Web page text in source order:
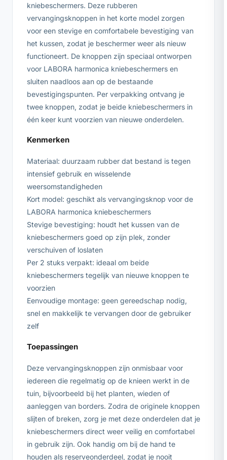
kniebeschermers. Deze rubberen
vervangingsknoppen in het korte model zorgen
voor een stevige en comfortabele bevestiging van
het kussen, zodat je beschermer weer als nieuw
functioneert. De knoppen zijn speciaal ontworpen
voor LABORA harmonica kniebeschermers en
sluiten naadloos aan op de bestaande
bevestigingspunten. Per verpakking ontvang je
twee knoppen, zodat je beide kniebeschermers in
één keer kunt voorzien van nieuwe onderdelen.
Kenmerken
Materiaal: duurzaam rubber dat bestand is tegen
intensief gebruik en wisselende
weersomstandigheden
Kort model: geschikt als vervangingsknop voor de
LABORA harmonica kniebeschermers
Stevige bevestiging: houdt het kussen van de
kniebeschermers goed op zijn plek, zonder
verschuiven of loslaten
Per 2 stuks verpakt: ideaal om beide
kniebeschermers tegelijk van nieuwe knoppen te
voorzien
Eenvoudige montage: geen gereedschap nodig,
snel en makkelijk te vervangen door de gebruiker
zelf
Toepassingen
Deze vervangingsknoppen zijn onmisbaar voor
iedereen die regelmatig op de knieen werkt in de
tuin, bijvoorbeeld bij het planten, wieden of
aanleggen van borders. Zodra de originele knoppen
slijten of breken, zorg je met deze onderdelen dat je
kniebeschermers direct weer veilig en comfortabel
in gebruik zijn. Ook handig om bij de hand te
houden als reserveonderdeel, zodat je nooit